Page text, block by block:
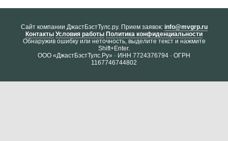
Cайт компании ДжастБэстТулс.ру. Прием заявок: info@mvgrp.ru
Контакты Условия работы Политика конфиденциальности
Обнаружив ошибку или неточность, выделите текст и нажмите
Shift+Enter.
ООО «ДжастБэстТулс.Ру» · ИНН 7724376794 · ОГРН
1167746744802